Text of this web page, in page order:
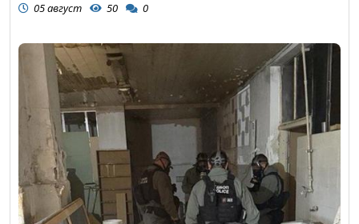
05 август 50 0